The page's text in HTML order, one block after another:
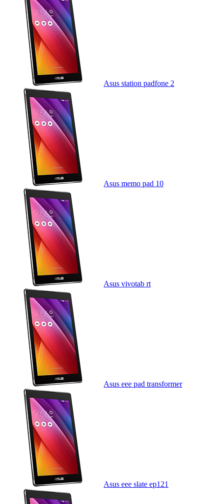
Asus station padfone 2
Asus memo pad 10
Asus vivotab rt
Asus eee pad transformer
Asus eee slate ep121